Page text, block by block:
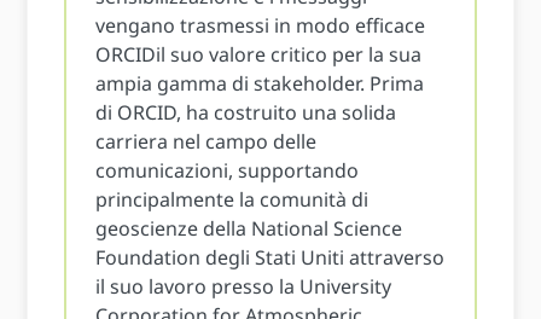
vengano trasmessi in modo efficace
ORCIDil suo valore critico per la sua
ampia gamma di stakeholder. Prima
di ORCID, ha costruito una solida
carriera nel campo delle
comunicazioni, supportando
principalmente la comunità di
geoscienze della National Science
Foundation degli Stati Uniti attraverso
il suo lavoro presso la University